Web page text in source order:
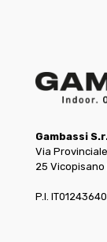
Gambassi
Via
25 Vicopisano
P.I.